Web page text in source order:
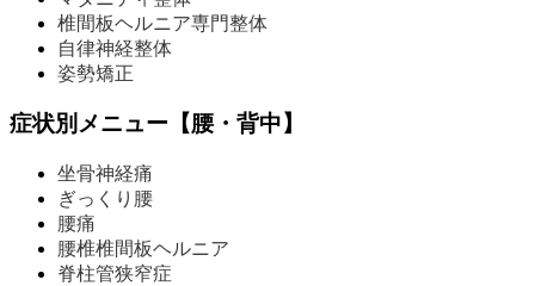
椎間板ヘルニア専門整体
自律神経整体
姿勢矯正
症状別メニュー【腰・背中】
坐骨神経痛
ぎっくり腰
腰痛
腰椎椎間板ヘルニア
脊柱管狭窄症